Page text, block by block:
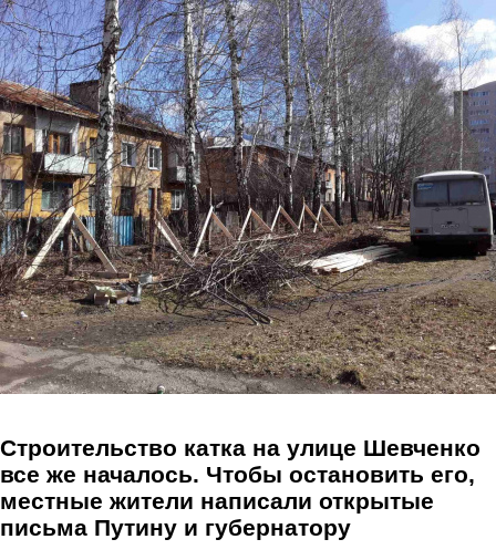
Перейти к основному содержанию
Строительство катка на улице Шевченко
все же началось. Чтобы остановить его,
местные жители написали открытые
письма Путину и губернатору